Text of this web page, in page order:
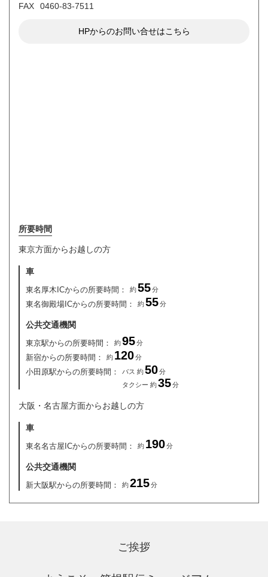
FAX 0460-83-7511
HPからのお問い合せはこちら
所要時間
東京方面からお越しの方
車
東名厚木ICからの所要時間： 約55分
東名御殿場ICからの所要時間： 約55分
公共交通機関
東京駅からの所要時間： 約95分
新宿からの所要時間： 約 120分
小田原駅からの所要時間： バス 約50分
タクシー 約35分
大阪・名古屋方面からお越しの方
車
東名名古屋ICからの所要時間： 約 190分
公共交通機関
新大阪駅からの所要時間： 約215分
ご挨拶